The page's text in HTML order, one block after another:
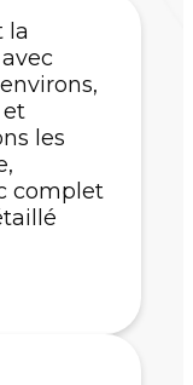
la
les
complet